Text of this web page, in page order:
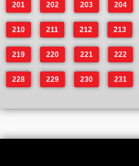
201 202 203 204
210 211 212 213
219 220 221 222
228 229 230 231